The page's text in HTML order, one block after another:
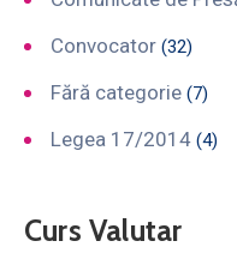
Convocator (32)
Fără categorie (7)
Legea 17/2014 (4)
Curs Valutar